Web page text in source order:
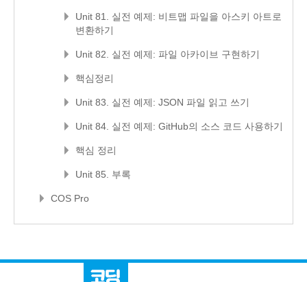
Unit 81. 실전 예제: 비트맵 파일을 아스키 아트로
변환하기
Unit 82. 실전 예제: 파일 아카이브 구현하기
핵심정리
Unit 83. 실전 예제: JSON 파일 읽고 쓰기
Unit 84. 실전 예제: GitHub의 소스 코드 사용하기
핵심 정리
Unit 85. 부록
COS Pro